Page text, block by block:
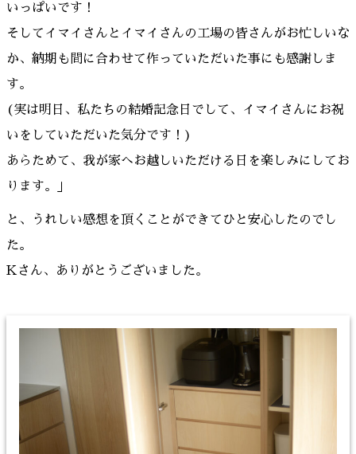
いっぱいです！
そしてイマイさんとイマイさんの工場の皆さんがお忙しいな
か、納期も間に合わせて作っていただいた事にも感謝しま
す。
(実は明日、私たちの結婚記念日でして、イマイさんにお祝
いをしていただいた気分です！)
あらためて、我が家へお越しいただける日を楽しみにしてお
ります。」
と、うれしい感想を頂くことができてひと安心したのでし
た。
Kさん、ありがとうございました。